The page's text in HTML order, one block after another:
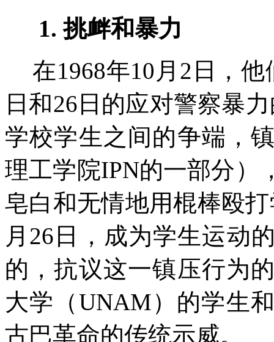
1.挑衅和暴力
在1968年10 月 2 日，
日和26 日的应对警察暴
学校学生之间的争端，
理工学院IPN的一部分）
皂白和无情地用棍棒殴
月 26 日，成为学生运动
的，抗议这一镇压行为
大学（UNAM）的学生
古巴革命的传统示威。